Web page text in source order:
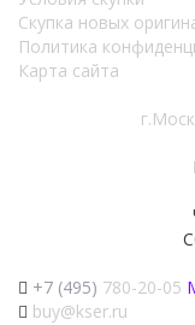
Скупка новых
Политика
Карта сайта
+7 (495) 780-20-05
buy@kser.ru